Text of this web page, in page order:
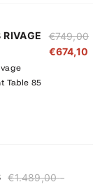
RIVAGE
Table 85
€749,00
€674,10
€1.489,00 -
€1.489,00
€1.340,10